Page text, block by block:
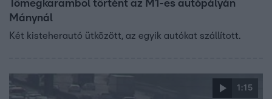
Tömegkarambol történt az M1-es autópályán
Mánynál
Két kisteherautó ütközött, az egyik autókat szállított.
1:15